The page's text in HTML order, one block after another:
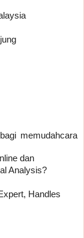
memudahcara
dan
Analysis?
Handles